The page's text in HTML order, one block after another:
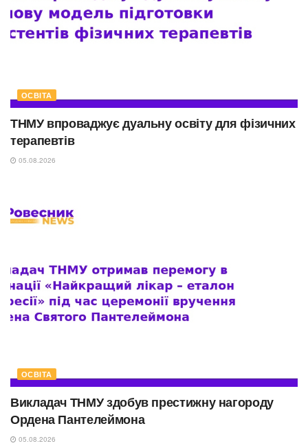
ОСВІТА
ТНМУ впроваджує дуальну освіту для фізичних
терапевтів
05.08.2026
ОСВІТА
Викладач ТНМУ здобув престижну нагороду
Ордена Пантелеймона
05.08.2026